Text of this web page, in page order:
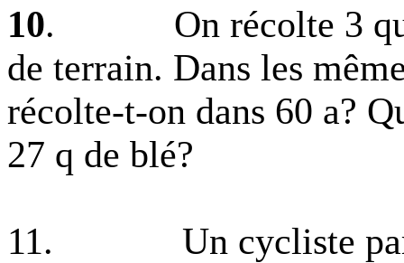
10.
On récolte 3
de terrain. Dans les
récolte-t-on dans 60 a?
27 q de blé?
11.
Un cycliste